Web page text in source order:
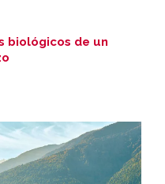
biológicos de un